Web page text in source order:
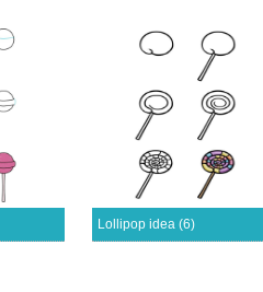
Lollipop idea (6)